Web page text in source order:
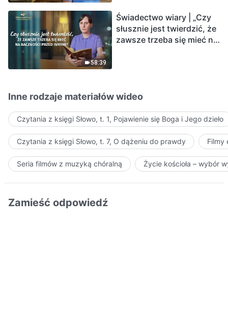
58:39
Świadectwo wiary | „Czy
słusznie jest twierdzić, że
zawsze trzeba się mieć na
Inne rodzaje materiałów wideo
Czytania z księgi Słowo, t. 1, Pojawienie się Boga i Jego dzieło
Czytania z księgi Słowo, t. 7, O dążeniu do prawdy Filmy
Seria filmów z muzyką chóralną Życie kościoła – wybór
Zamieść odpowiedź